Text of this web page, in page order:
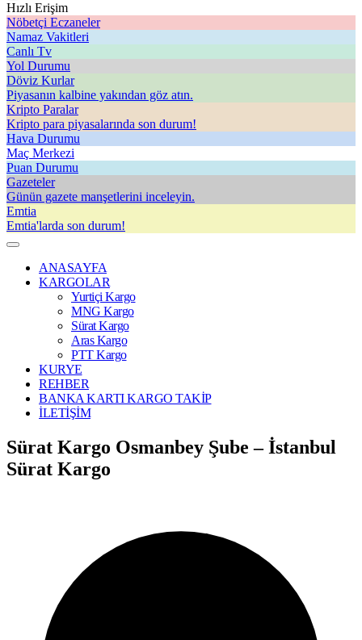
Hızlı Erişim
Nöbetçi Eczaneler
Namaz Vakitleri
Canlı Tv
Yol Durumu
Döviz Kurlar
Piyasanın kalbine yakından göz atın.
Kripto Paralar
Kripto para piyasalarında son durum!
Hava Durumu
Maç Merkezi
Puan Durumu
Gazeteler
Günün gazete manşetlerini inceleyin.
Emtia
Emtia'larda son durum!
ANASAYFA
KARGOLAR
Yurtiçi Kargo
MNG Kargo
Sürat Kargo
Aras Kargo
PTT Kargo
KURYE
REHBER
BANKA KARTI KARGO TAKİP
İLETİŞİM
Sürat Kargo Osmanbey Şube – İstanbul
Sürat Kargo